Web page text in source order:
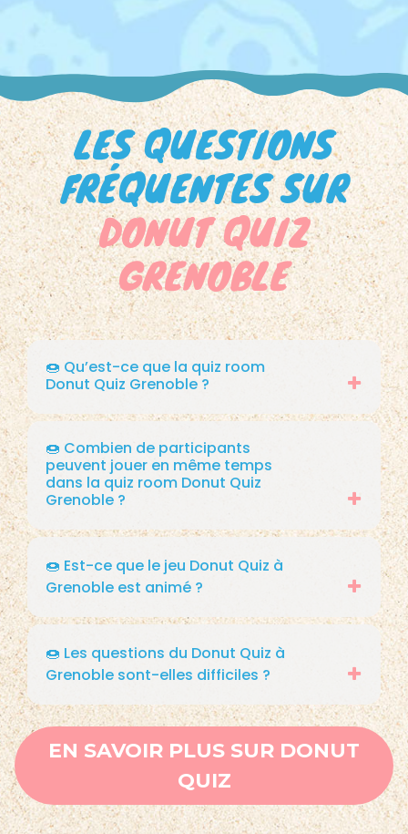
LES QUESTIONS
FRÉQUENTES SUR
DONUT QUIZ
GRENOBLE
🍩 Qu’est-ce que la quiz room
Donut Quiz Grenoble ?
🍩 Combien de participants
peuvent jouer en même temps
dans la quiz room Donut Quiz
Grenoble ?
🍩 Est-ce que le jeu Donut Quiz à
Grenoble est animé ?
🍩 Les questions du Donut Quiz à
Grenoble sont-elles difficiles ?
EN SAVOIR PLUS SUR DONUT
QUIZ